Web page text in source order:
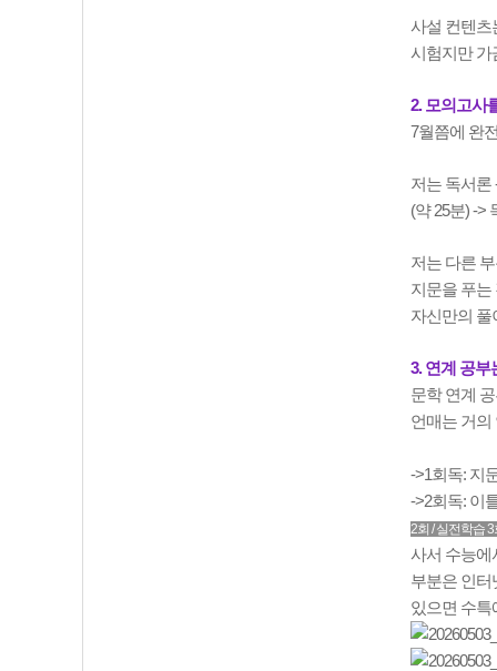
사설 컨텐츠
시험지만 가
2. 모의고사
7월쯤에 완
저는 독서론
(약 25분) ->
저는 다른
지문을 푸는
자신만의 풀
3. 연계 공부
문학 연계
언매는 거의
->1회독: 지
->2회독: 이
2회 / 실전학습
사서 수능에
부분은 인터
있으면 수특